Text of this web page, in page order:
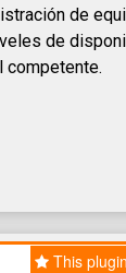
de
de
competente.
This